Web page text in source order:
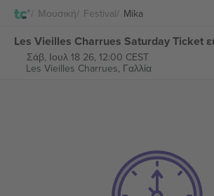
Μουσική Festival Mika
Les Vieilles Charrues Saturday Ticket
Σάβ, Ιουλ 18 26, 12:00 CEST
Les Vieilles Charrues, Γαλλία